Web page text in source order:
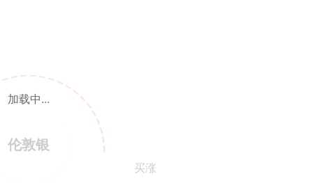
加载中...
伦敦银
买涨